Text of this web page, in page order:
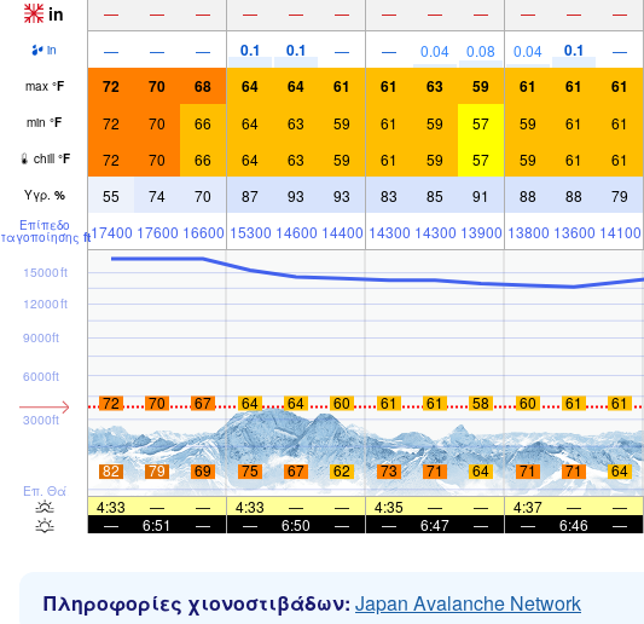
in — — — — — — — — — — — —
in — — — 0.1 0.1 — — 0.04 0.08 0.04 0.1 —
max °F 72 70 68 64 64 61 61 63 59 61 61 61
min °F 72 70 66 64 63 59 61 59 57 59 61 61
chill °F 72 70 66 64 63 59 61 59 57 59 61 61
Υγρ. % 55 74 70 87 93 93 83 85 91 88 88 79
Επίπεδο
παγοποίησης ft17400 17600 16600 15300 14600 14400 14300 14300 13900 13800 13600 14100
Επ. Θάλ
3000ft
6000ft
9000ft
12000ft
15000ft
72 70 67 64 64 60 61 61 58 60 61 61
82 79 69 75 67 62 73 71 64 71 71 64
4:33
— — 4:33 — — 4:35 — — 4:37 — —
—
6:51 — — 6:50 — — 6:47 — — 6:46 —
Πληροφορίες χιονοστιβάδων: Japan Avalanche Network